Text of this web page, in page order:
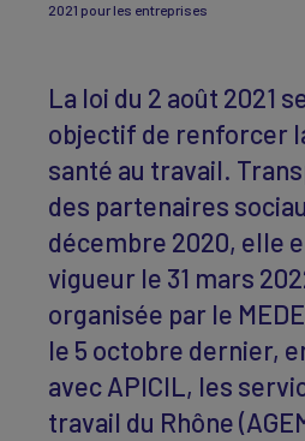
2021 pour les entreprises
La loi du 2 août 2021
objectif de renforcer
santé au travail.
des partenaires
décembre 2020, elle
vigueur le 31 mars
organisée par le
le 5 octobre dernier,
avec APICIL, les
travail du Rhône